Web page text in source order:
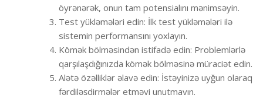
öyrənərək, onun tam potensialını mənimsəyin.
Test yükləmələri edin: İlk test yükləmələri ilə
sistemin performansını yoxlayın.
Kömək bölməsindən istifadə edin: Problemlərlə
qarşılaşdığınızda kömək bölməsinə müraciət edin.
Alətə özəlliklər əlavə edin: İstəyinizə uyğun olaraq
fərdiləşdirmələr etməyi unutmayın.